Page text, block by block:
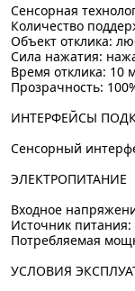
Сенсорная
Количество
Объект отклика:
Сила нажатия:
Время отклика: 10
Прозрачность:
ИНТЕРФЕЙСЫ
Сенсорный
ЭЛЕКТРОПИТАНИЕ
Входное
Источник питания:
Потребляемая
УСЛОВИЯ